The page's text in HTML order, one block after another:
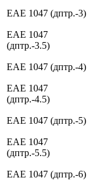
ЕАЕ 1047 (дптр.-3)
ЕАЕ 1047
(дптр.-3.5)
ЕАЕ 1047 (дптр.-4)
ЕАЕ 1047
(дптр.-4.5)
ЕАЕ 1047 (дптр.-5)
ЕАЕ 1047
(дптр.-5.5)
ЕАЕ 1047 (дптр.-6)